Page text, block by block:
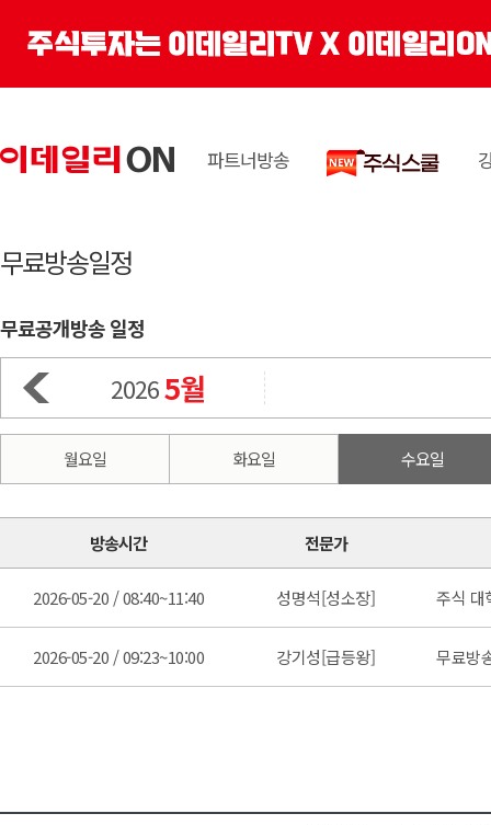
파트너방송
무료방송일정
무료공개방송 일정
20265월
월요일 화요일 수요일
방송시간 전문가
2026-05-20 / 08:40~11:40 성명석[성소장] 주식 대
2026-05-20 / 09:23~10:00 강기성[급등왕] 무료방